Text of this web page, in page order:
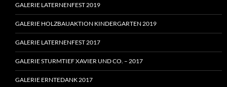
GALERIE LATERNENFEST 2019
GALERIE HOLZBAUAKTION KINDERGARTEN 2019
GALERIE LATERNENFEST 2017
GALERIE STURMTIEF XAVIER UND CO. – 2017
GALERIE ERNTEDANK 2017